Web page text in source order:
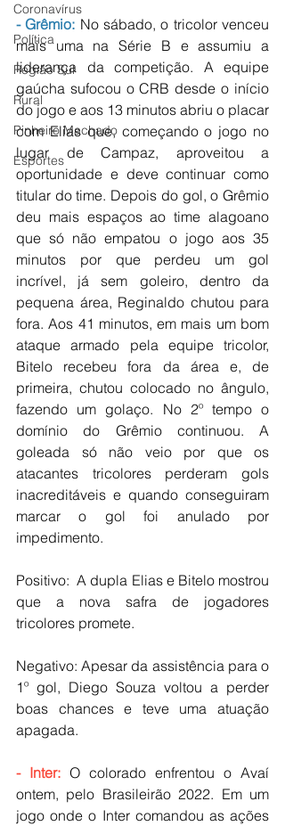
Coronavírus
Política
Região Sul
Rural
Pinheiro Machado
Esportes
- Grêmio: No sábado, o tricolor venceu
mais uma na Série B e assumiu a
liderança da competição. A equipe
gaúcha sufocou o CRB desde o início
do jogo e aos 13 minutos abriu o placar
com Elias que, começando o jogo no
lugar de Campaz, aproveitou a
oportunidade e deve continuar como
titular do time. Depois do gol, o Grêmio
deu mais espaços ao time alagoano
que só não empatou o jogo aos 35
minutos por que perdeu um gol
incrível, já sem goleiro, dentro da
pequena área, Reginaldo chutou para
fora. Aos 41 minutos, em mais um bom
ataque armado pela equipe tricolor,
Bitelo recebeu fora da área e, de
primeira, chutou colocado no ângulo,
fazendo um golaço. No 2º tempo o
domínio do Grêmio continuou. A
goleada só não veio por que os
atacantes tricolores perderam gols
inacreditáveis e quando conseguiram
marcar o gol foi anulado por
impedimento.
Positivo:  A dupla Elias e Bitelo mostrou
que a nova safra de jogadores
tricolores promete.
Negativo: Apesar da assistência para o
1º gol, Diego Souza voltou a perder
boas chances e teve uma atuação
apagada.
- Inter: O colorado enfrentou o Avaí
ontem, pelo Brasileirão 2022. Em um
jogo onde o Inter comandou as ações